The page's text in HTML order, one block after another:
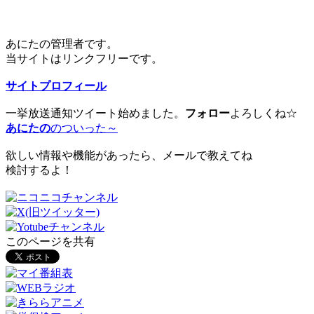
あにたの管理者です。
当サイトはリンクフリーです。
サイトプロフィール
一挙放送通知ツイート始めました。 フォローよろしくね☆
あにたののついった～
欲しい情報や機能があったら、メールで教えてね
検討するよ！
このページを共有